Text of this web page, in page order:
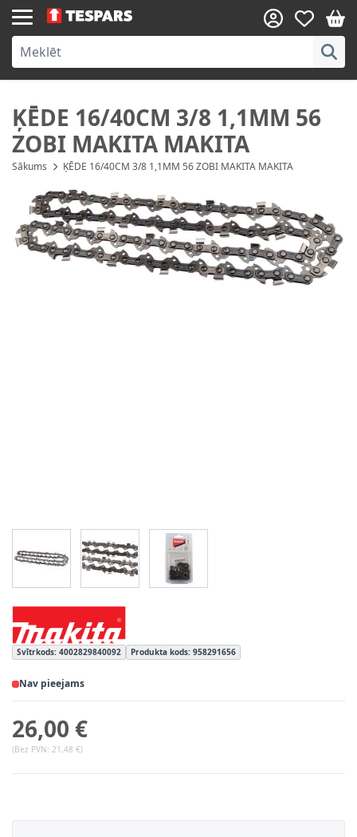
Skip to Content
ĶĒDE 16/40CM 3/8 1,1MM 56
ZOBI MAKITA MAKITA
Sākums ĶĒDE 16/40CM 3/8 1,1MM 56 ZOBI MAKITA MAKITA
View larger imageView larger imageView larger image
Svītrkods: 4002829840092 Produkta kods: 958291656
Nav pieejams
26,00 €
(Bez PVN: 21,48 €)